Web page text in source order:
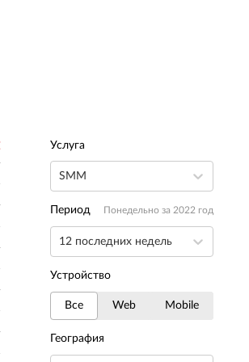
Услуга
SMM
Период Понедельно за 2022 год
12 последних недель
Устройство
Все Web Mobile
География